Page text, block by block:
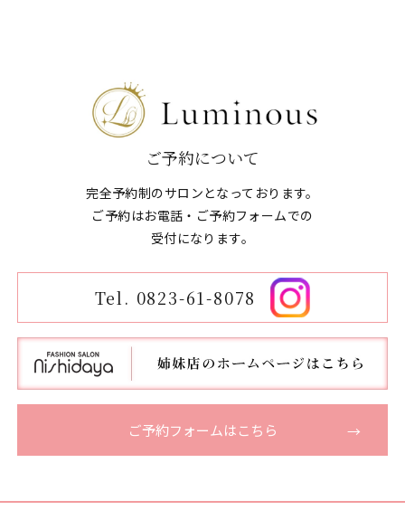
ご予約について
完全予約制のサロンとなっております。
ご予約はお電話・ご予約フォームでの
​​​​​​​受付になります。
Tel. 0823-61-8078
ご予約フォームはこちら